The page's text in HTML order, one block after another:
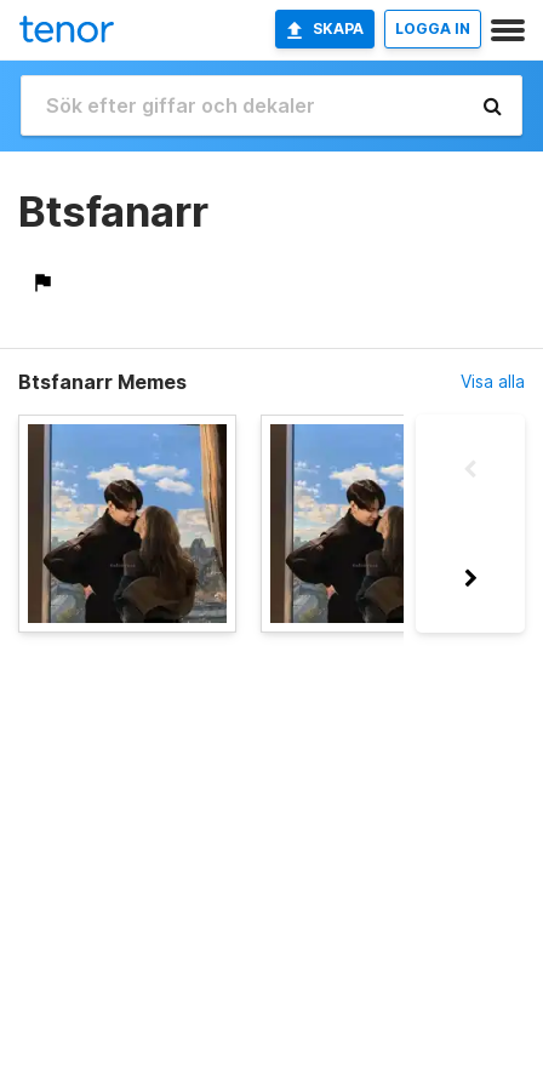
SKAPA LOGGA IN
Btsfanarr
Btsfanarr Memes Visa alla